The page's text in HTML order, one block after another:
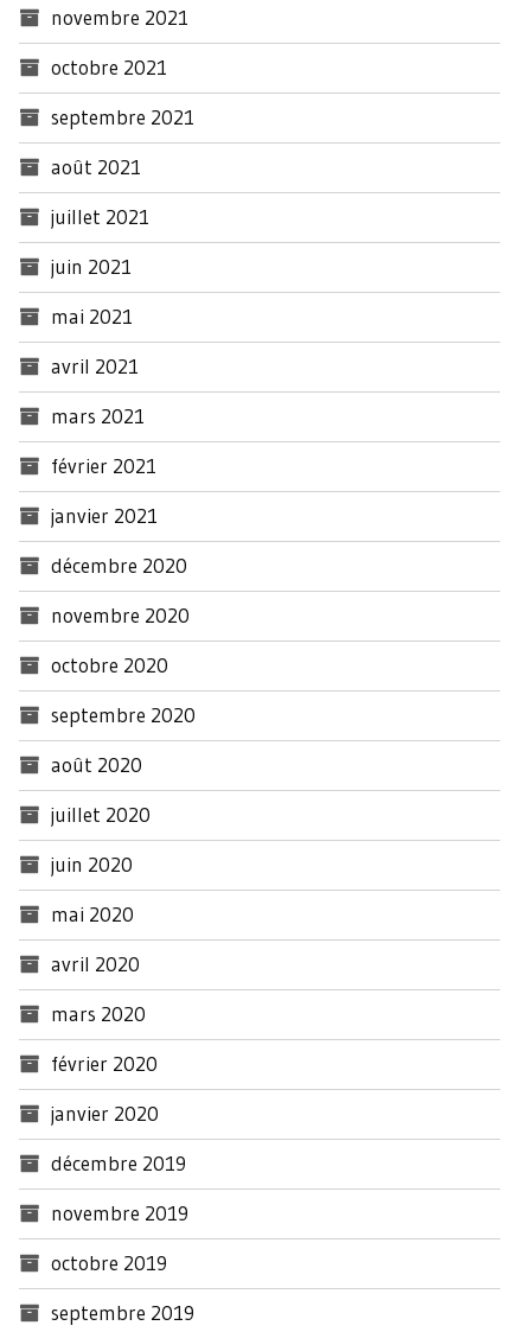
novembre 2021
octobre 2021
septembre 2021
août 2021
juillet 2021
juin 2021
mai 2021
avril 2021
mars 2021
février 2021
janvier 2021
décembre 2020
novembre 2020
octobre 2020
septembre 2020
août 2020
juillet 2020
juin 2020
mai 2020
avril 2020
mars 2020
février 2020
janvier 2020
décembre 2019
novembre 2019
octobre 2019
septembre 2019